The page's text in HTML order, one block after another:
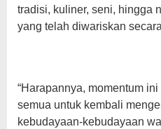
tradisi, kuliner, seni, hingga
yang telah diwariskan
“Harapannya, momentum
semua untuk kembali
kebudayaan-kebudayaan